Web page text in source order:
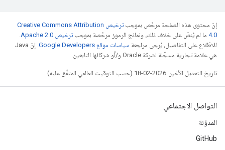
إنّ محتوى هذه الصفحة مرخّص بموجب
ترخيص Creative Commons Attribution
4.0‏ ما لم يُنصّ على خلاف ذلك، ونماذج الرموز مرخّصة بموجبترخيص Apache 2.0‏
.
للاطّلاع على التفاصيل، يُرجى مراجعة سياسات موقع Google Developers‏
. إنّ Java
هي علامة تجارية مسجَّلة لشركة Oracle و/أو شركائها التابعين.
تاريخ التعديل الأخير: 2026-02-18 (حسب التوقيت العالمي المتفَّق عليه)
التواصل الاجتماعي
المدوّنة
GitHub